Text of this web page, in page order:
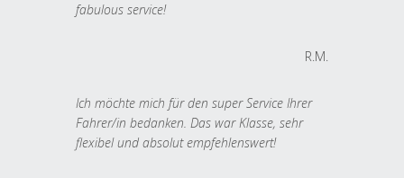
fabulous service!
R.M.
Ich möchte mich für den super Service Ihrer
Fahrer/in bedanken. Das war Klasse, sehr
flexibel und absolut empfehlenswert!